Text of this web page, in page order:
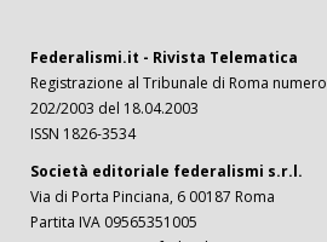
Federalismi.it - Rivista Telematica
Registrazione al Tribunale di Roma numero
202/2003 del 18.04.2003
ISSN 1826-3534
Società editoriale federalismi s.r.l.
Via di Porta Pinciana, 6 00187 Roma
Partita IVA 09565351005